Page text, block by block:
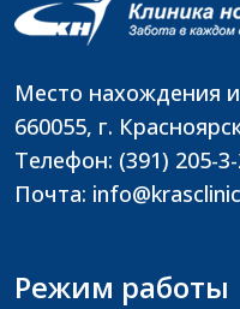
Место нахождения
660055, г.
Телефон: (391) 205-
Почта:
Режим работы